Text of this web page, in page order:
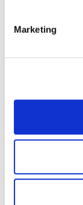
Marketing